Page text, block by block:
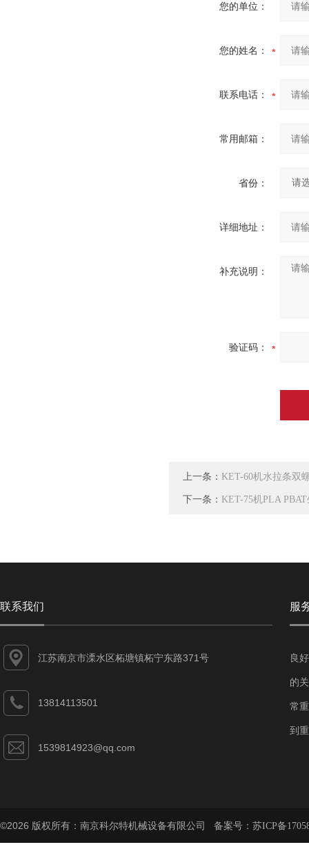
您的单位：
您的姓名：
联系电话：
常用邮箱：
省份：
详细地址：
补充说明：
验证码：
上一条： KET-60机水拉条双
下一条： KET-75机PLA
联系我们
江苏南京市溧水区柘塘镇柘宁东路371号
13814113501
1539814923@qq.com
服
良
的
常
到
©2026 版权所有：南京科尔特机械设备有限公司 备案号： 苏ICP备